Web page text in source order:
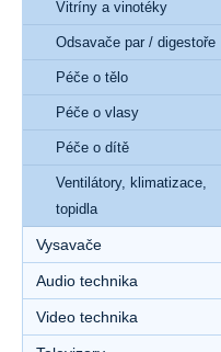
Vitríny a vinotéky
Odsavače par / digestoře
Péče o tělo
Péče o vlasy
Péče o dítě
Ventilátory, klimatizace,
topidla
Vysavače
Audio technika
Video technika